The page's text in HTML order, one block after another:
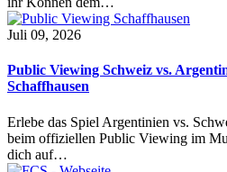
Juli 09, 2026
Public Viewing Schweiz vs.
Schaffhausen
Erlebe das Spiel Argentinien vs.
beim offiziellen Public Viewing im
dich auf…